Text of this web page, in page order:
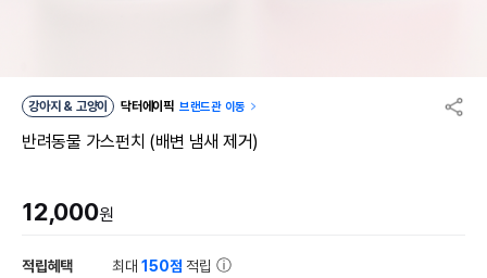
강아지 & 고양이 닥터에이픽 브랜드관 이동
반려동물 가스펀치 (배변 냄새 제거)
12,000원
적립혜택 최대150점 적립